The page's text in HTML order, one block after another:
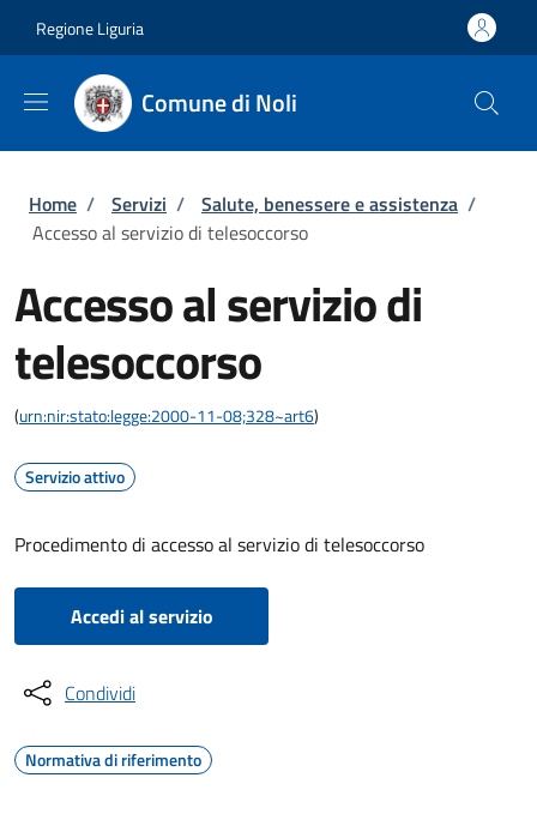
Regione Liguria
Comune di Noli
Briciole di pane
Home / Servizi / Salute, benessere e assistenza /
Accesso al servizio di telesoccorso
Accesso al servizio di
telesoccorso
(urn:nir:stato:legge:2000-11-08;328~art6)
Servizio attivo
Procedimento di accesso al servizio di telesoccorso
Accedi al servizio
Condividi
Normativa di riferimento